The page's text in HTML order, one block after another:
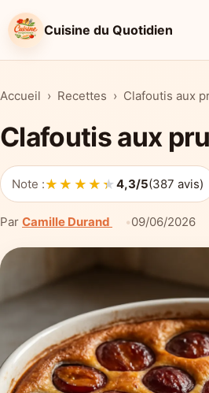
Cuisine du Quotidien
Accueil Recettes Clafoutis aux
Clafoutis aux
Note :★★★★★
★★★★★4,3/5(387 avis)
Par Camille Durand 09/06/2026